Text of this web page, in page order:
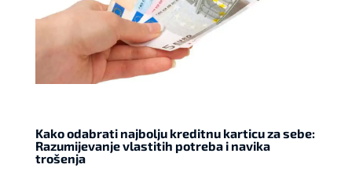
Kako odabrati najbolju kreditnu karticu za sebe:
Razumijevanje vlastitih potreba i navika
trošenja